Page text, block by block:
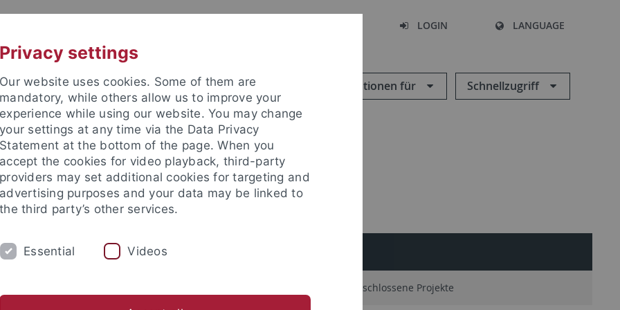
LOGIN LANGUAGE
Informationen für Schnellzugriff
PROJEKTE STUDIENTEILNAHME
Abgeschlossene Projekte
Privacy settings
Our website uses cookies. Some of them are
mandatory, while others allow us to improve your
experience while using our website. You may change
your settings at any time via the Data Privacy
Statement at the bottom of the page. When you
accept the cookies for video playback, third-party
providers may set additional cookies for targeting and
advertising purposes and your data may be linked to
the third party’s other services.
Essential Videos